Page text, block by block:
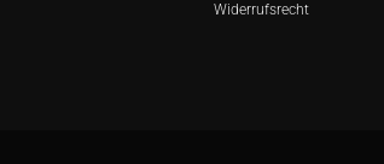
Widerrufsrecht